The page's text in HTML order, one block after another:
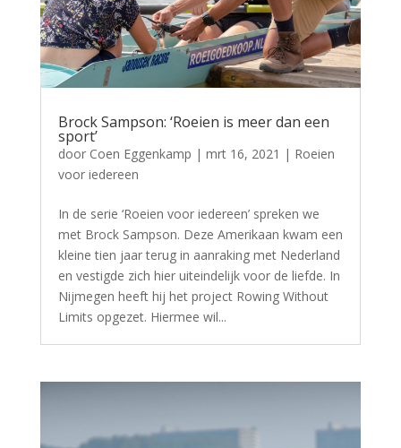
Brock Sampson: ‘Roeien is meer dan een
sport’
door Coen Eggenkamp | mrt 16, 2021 | Roeien
voor iedereen
In de serie ‘Roeien voor iedereen’ spreken we
met Brock Sampson. Deze Amerikaan kwam een
kleine tien jaar terug in aanraking met Nederland
en vestigde zich hier uiteindelijk voor de liefde. In
Nijmegen heeft hij het project Rowing Without
Limits opgezet. Hiermee wil...